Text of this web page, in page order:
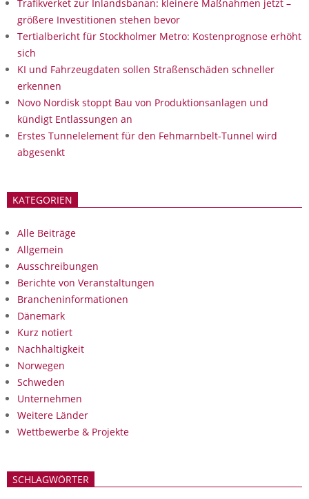
Trafikverket zur Inlandsbanan: kleinere Maßnahmen jetzt –
größere Investitionen stehen bevor
Tertialbericht für Stockholmer Metro: Kostenprognose erhöht
sich
KI und Fahrzeugdaten sollen Straßenschäden schneller
erkennen
Novo Nordisk stoppt Bau von Produktionsanlagen und
kündigt Entlassungen an
Erstes Tunnelelement für den Fehmarnbelt-Tunnel wird
abgesenkt
KATEGORIEN
Alle Beiträge
Allgemein
Ausschreibungen
Berichte von Veranstaltungen
Brancheninformationen
Dänemark
Kurz notiert
Nachhaltigkeit
Norwegen
Schweden
Unternehmen
Weitere Länder
Wettbewerbe & Projekte
SCHLAGWÖRTER